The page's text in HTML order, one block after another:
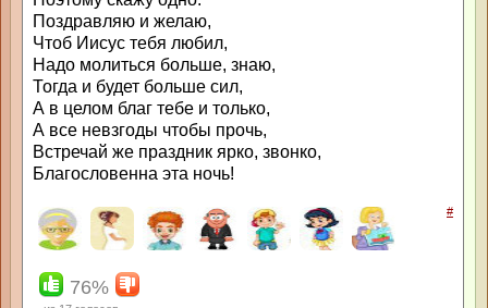
Поздравляю и желаю,
Чтоб Иисус тебя любил,
Надо молиться больше, знаю,
Тогда и будет больше сил,
А в целом благ тебе и только,
А все невзгоды чтобы прочь,
Встречай же праздник ярко, звонко,
Благословенна эта ночь!
#
76%